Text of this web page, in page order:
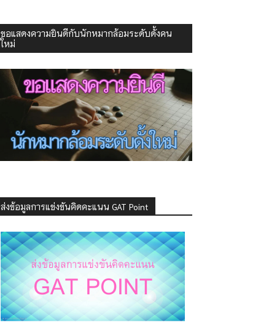
ขอแสดงความยินดีกับนักหมากล้อมระดับดั้งคน
ใหม่
ส่งข้อมูลการแข่งขันคิดคะแนน GAT Point